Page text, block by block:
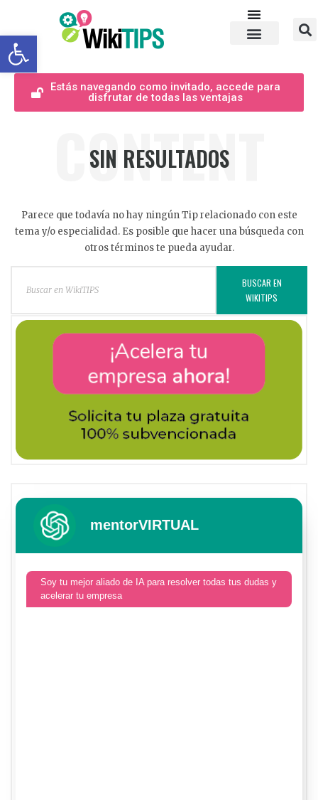
Abrir barra de herramientas
Estás navegando como invitado, accede para
disfrutar de todas las ventajas
CONTENT
SIN RESULTADOS
Parece que todavía no hay ningún Tip relacionado con este
tema y/o especialidad. Es posible que hacer una búsqueda con
otros términos te pueda ayudar.
BUSCAR EN
WIKITIPS
mentorVIRTUAL
Soy tu mejor aliado de IA para resolver todas tus dudas y
acelerar tu empresa